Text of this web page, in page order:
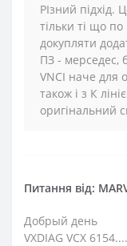
РІзний підхід.
тільки ті що
докупляти
ПЗ - мерседес,
VNCI наче для
також і з К
оригінальний
Питання від:
Добрый день
VXDIAG VCX